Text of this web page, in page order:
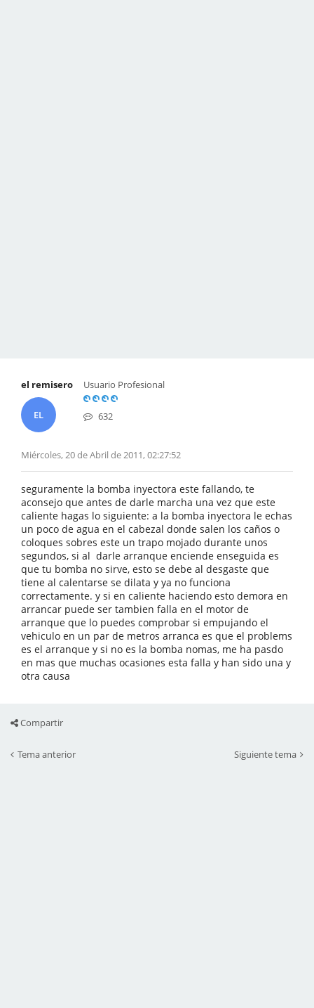
el remisero
EL
Usuario Profesional
632
Miércoles, 20 de Abril de 2011, 02:27:52
seguramente la bomba inyectora este fallando, te
aconsejo que antes de darle marcha una vez que este
caliente hagas lo siguiente: a la bomba inyectora le echas
un poco de agua en el cabezal donde salen los caños o
coloques sobres este un trapo mojado durante unos
segundos, si al darle arranque enciende enseguida es
que tu bomba no sirve, esto se debe al desgaste que
tiene al calentarse se dilata y ya no funciona
correctamente. y si en caliente haciendo esto demora en
arrancar puede ser tambien falla en el motor de
arranque que lo puedes comprobar si empujando el
vehiculo en un par de metros arranca es que el problems
es el arranque y si no es la bomba nomas, me ha pasdo
en mas que muchas ocasiones esta falla y han sido una y
otra causa
Compartir
Tema anterior Siguiente tema